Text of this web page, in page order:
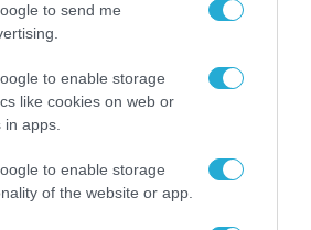
to send me
to enable storage
like cookies on web or
apps.
to enable storage
of the website or app.
& TABLETS